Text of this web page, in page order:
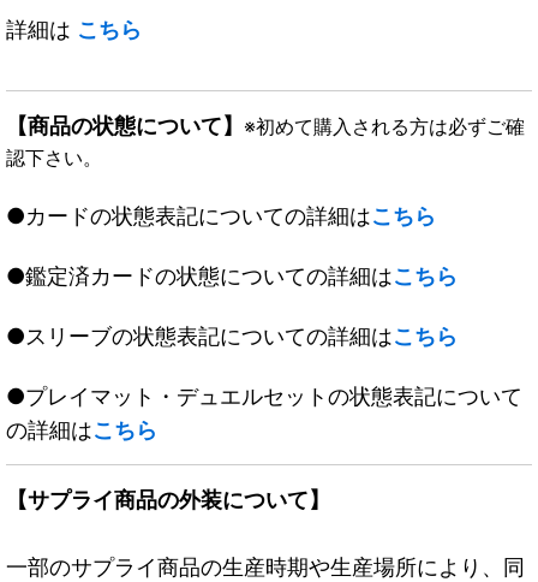
詳細は こちら
【商品の状態について】 ※初めて購入される方は必ずご確
認下さい。
●カードの状態表記についての詳細はこちら
●鑑定済カードの状態についての詳細はこちら
●スリーブの状態表記についての詳細はこちら
●プレイマット・デュエルセットの状態表記について
の詳細はこちら
【サプライ商品の外装について】
一部のサプライ商品の生産時期や生産場所により、同